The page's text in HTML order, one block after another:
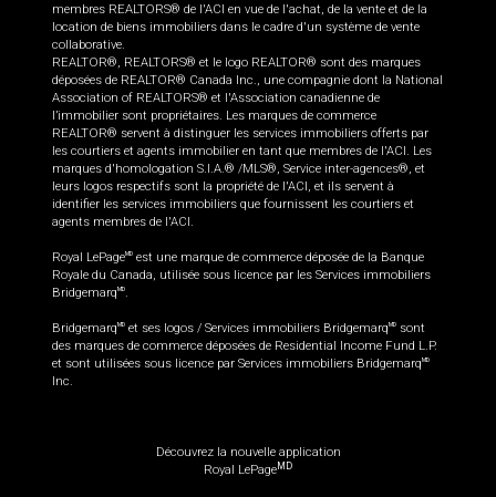
membres REALTORS® de l'ACI en vue de l'achat, de la vente et de la
location de biens immobiliers dans le cadre d'un système de vente
collaborative.
REALTOR®, REALTORS® et le logo REALTOR® sont des marques
déposées de REALTOR® Canada Inc., une compagnie dont la National
Association of REALTORS® et l'Association canadienne de
l’immobilier sont propriétaires. Les marques de commerce
REALTOR® servent à distinguer les services immobiliers offerts par
les courtiers et agents immobilier en tant que membres de l'ACI. Les
marques d'homologation S.I.A.® /MLS®, Service inter-agences®, et
leurs logos respectifs sont la propriété de l'ACI, et ils servent à
identifier les services immobiliers que fournissent les courtiers et
agents membres de l'ACI.
Royal LePageMD est une marque de commerce déposée de la Banque
Royale du Canada, utilisée sous licence par les Services immobiliers
BridgemarqMD.
BridgemarqMD et ses logos / Services immobiliers BridgemarqMD
sont
des marques de commerce déposées de Residential Income Fund L.P.
et sont utilisées sous licence par Services immobiliers BridgemarqMD
Inc.
Découvrez la nouvelle application
Royal LePageMD